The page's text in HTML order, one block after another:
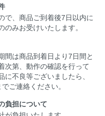
で、商品ご到着後7日以内に
のみお受けいたします。
間は商品到着日より7日間と
次第、動作の確認を行って
に不良等ございましたら、
ご連絡ください。
負担について